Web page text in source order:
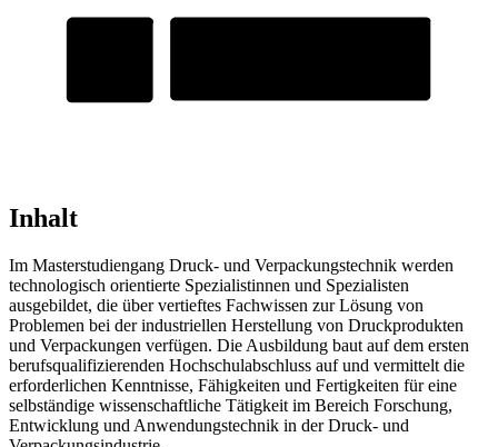
Inhalt
Im Masterstudiengang Druck- und Verpackungstechnik werden
technologisch orientierte Spezialistinnen und Spezialisten
ausgebildet, die über vertieftes Fachwissen zur Lösung von
Problemen bei der industriellen Herstellung von Druckprodukten
und Verpackungen verfügen. Die Ausbildung baut auf dem ersten
berufsqualifizierenden Hochschulabschluss auf und vermittelt die
erforderlichen Kenntnisse, Fähigkeiten und Fertigkeiten für eine
selbständige wissenschaftliche Tätigkeit im Bereich Forschung,
Entwicklung und Anwendungstechnik in der Druck- und